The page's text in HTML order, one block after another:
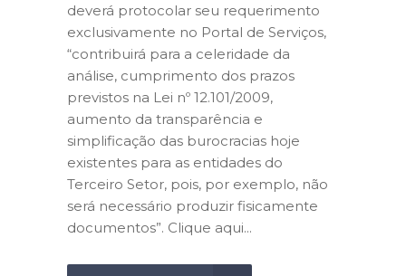
deverá protocolar seu requerimento
exclusivamente no Portal de Serviços,
“contribuirá para a celeridade da
análise, cumprimento dos prazos
previstos na Lei nº 12.101/2009,
aumento da transparência e
simplificação das burocracias hoje
existentes para as entidades do
Terceiro Setor, pois, por exemplo, não
será necessário produzir fisicamente
documentos”. Clique aqui...